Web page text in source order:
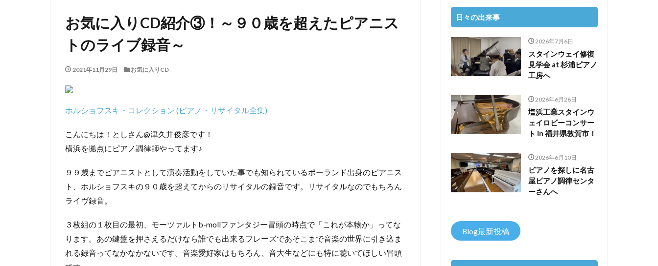
お気に入りCD紹介③！～９０歳を超えたピアニス
トのライブ録音～
2021年11月29日 お気に入りCD
ホルショフスキ・コレクション (ピアノ・リサイタル全集)
こんにちは！としさん@津久井俊彦です！
横浜を拠点にピアノ調律師やってます♪
９９歳までピアニストとして演奏活動をしていた事でも知られているポーランド出身のピアニス
ト、ホルショフスキの９０歳を超えてからのリサイタルの録音です。リサイタルなのでもちろん
ライヴ録音。
３枚組の１枚目の最初、モーツァルトb-mollファンタジー冒頭の時点で「これが本物か」ってな
ります。あの鍵盤を押さえるだけなら誰でも出来るフレーズであそこまで音楽の世界に引き込ま
れる録音ってなかなかないです。音楽愛好家はもちろん、音大生などにも特に聴いてほしい冒頭
日々の出来事
2026年7月6日
スタインウェイ修復
見学会 at 杉浦ピアノ
工房へ
2026年6月28日
塩浜工業スタインウ
ェイロビーコンサー
ト in 福井県敦賀市！
2026年6月10日
ピアノを探しに名古
屋ピアノ調律センタ
ーさんへ
Blog最新投稿